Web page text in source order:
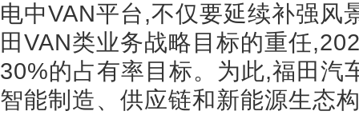
电中VAN平台,不仅要延续补强风
田VAN类业务战略目标的重任
30%的占有率目标。为此,福田汽
智能制造、供应链和新能源生态